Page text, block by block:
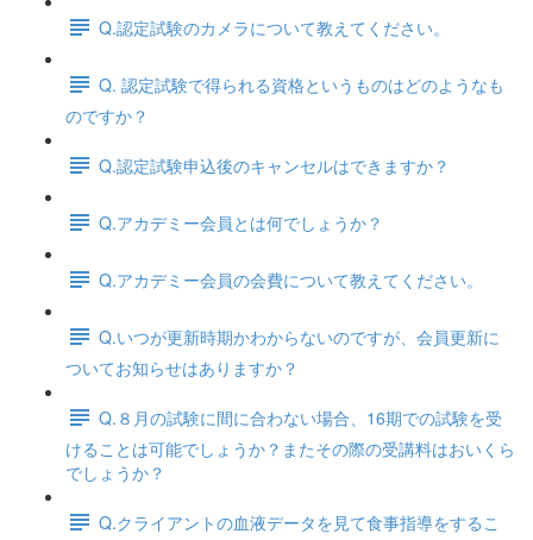
Q.認定試験のカメラについて教えてください。
Q. 認定試験で得られる資格というものはどのようなも
のですか？
Q.認定試験申込後のキャンセルはできますか？
Q.アカデミー会員とは何でしょうか？
Q.アカデミー会員の会費について教えてください。
Q.いつが更新時期かわからないのですが、会員更新に
ついてお知らせはありますか？
Q.８月の試験に間に合わない場合、16期での試験を受
けることは可能でしょうか？またその際の受講料はおいくら
でしょうか？
Q.クライアントの血液データを見て食事指導をするこ